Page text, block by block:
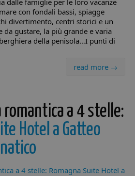
dalle famiglie per le loro vacanze
con fondali bassi, spiagge
divertimento, centri storici e un
da gustare, la più grande e varia
della penisola…I punti di
read more →
romantica a 4 stelle:
Hotel a Gatteo